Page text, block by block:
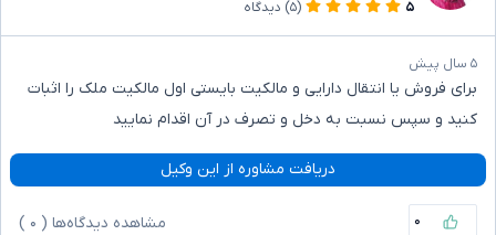
۵ (۵) دیدگاه
۵ سال پیش
برای فروش یا انتقال دارایی و مالکیت بایستی اول مالکیت ملک را اثبات
کنید و سپس نسبت به دخل و تصرف در آن اقدام نمایید
دریافت مشاوره از این وکیل
۰ مشاهده دیدگاه‌ها ( ۰